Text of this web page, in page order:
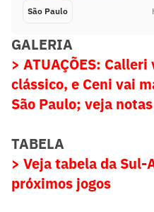
São Paulo
GALERIA
> ATUAÇÕES:
clássico, e Ceni vai
São Paulo; veja notas
TABELA
> Veja tabela da
próximos jogos